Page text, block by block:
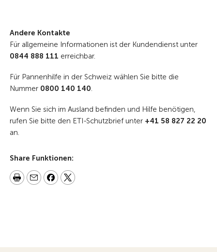
Andere Kontakte
Für allgemeine Informationen ist der Kundendienst unter
0844 888 111 erreichbar.
Für Pannenhilfe in der Schweiz wählen Sie bitte die
Nummer 0800 140 140.
Wenn Sie sich im Ausland befinden und Hilfe benötigen,
rufen Sie bitte den ETI-Schutzbrief unter +41 58 827 22 20
an.
Share Funktionen: